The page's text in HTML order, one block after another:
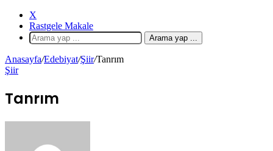
X
Rastgele Makale
Arama yap ...
Anasayfa/Edebiyat/Şiir/Tanrım
Şiir
Tanrım